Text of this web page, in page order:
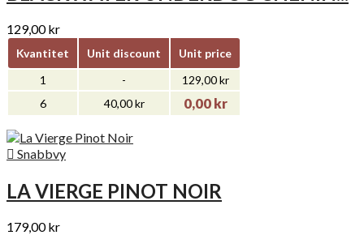
129,00 kr
Kvantitet Unit discount
Unit price
1
-
129,00 kr
6
40,00 kr 0,00 kr
 Snabbvy
LA VIERGE PINOT NOIR
179,00 kr